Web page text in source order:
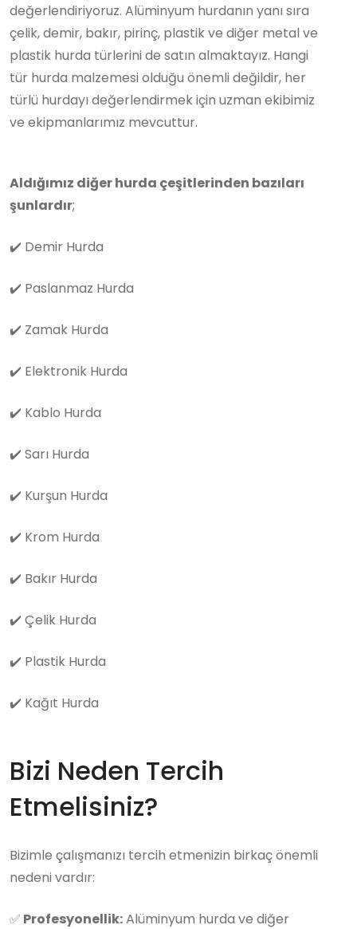
değerlendiriyoruz. Alüminyum hurdanın yanı sıra
çelik, demir, bakır, pirinç, plastik ve diğer metal ve
plastik hurda türlerini de satın almaktayız. Hangi
tür hurda malzemesi olduğu önemli değildir, her
türlü hurdayı değerlendirmek için uzman ekibimiz
ve ekipmanlarımız mevcuttur.
Aldığımız diğer hurda çeşitlerinden bazıları
şunlardır;
✔️ Demir Hurda
✔️ Paslanmaz Hurda
✔️ Zamak Hurda
✔️ Elektronik Hurda
✔️ Kablo Hurda
✔️ Sarı Hurda
✔️ Kurşun Hurda
✔️ Krom Hurda
✔️ Bakır Hurda
✔️ Çelik Hurda
✔️ Plastik Hurda
✔️ Kağıt Hurda
Bizi Neden Tercih
Etmelisiniz?
Bizimle çalışmanızı tercih etmenizin birkaç önemli
nedeni vardır:
✅ Profesyonellik:Alüminyum hurda ve diğer